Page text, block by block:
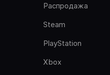
Распродажа
Steam
PlayStation
Xbox